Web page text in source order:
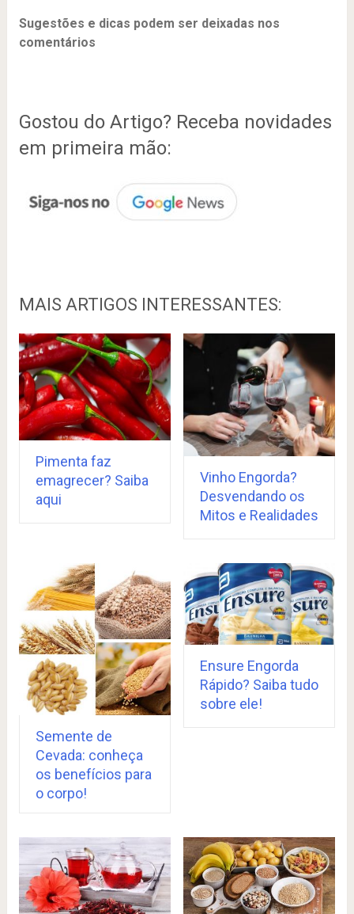
Sugestões e dicas podem ser deixadas nos
comentários
Gostou do Artigo? Receba novidades
em primeira mão:
MAIS ARTIGOS INTERESSANTES:
Pimenta faz
emagrecer? Saiba
aqui
Vinho Engorda?
Desvendando os
Mitos e Realidades
Semente de
Cevada: conheça
os benefícios para
o corpo!
Ensure Engorda
Rápido? Saiba tudo
sobre ele!